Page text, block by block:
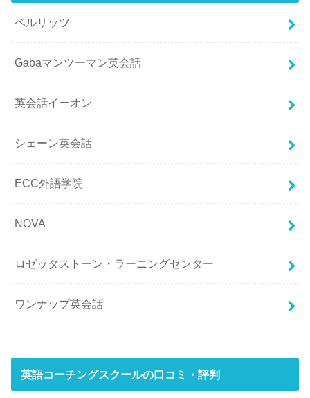
ベルリッツ
Gabaマンツーマン英会話
英会話イーオン
シェーン英会話
ECC外語学院
NOVA
ロゼッタストーン・ラーニングセンター
ワンナップ英会話
英語コーチングスクールの口コミ・評判